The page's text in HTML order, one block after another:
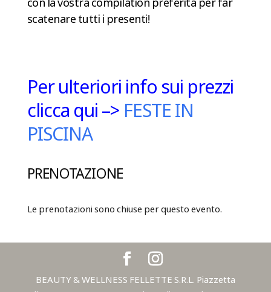
con la vostra compilation preferita per far
scatenare tutti i presenti!
Per ulteriori info sui prezzi
clicca qui –> FESTE IN
PISCINA
PRENOTAZIONE
Le prenotazioni sono chiuse per questo evento.
BEAUTY & WELLNESS FELLETTE S.R.L. Piazzetta